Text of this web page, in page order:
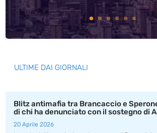
ULTIME DAI GIORNALI
Blitz antimafia tra Brancaccio e
di chi ha denunciato con il sostegno di
20 Aprile 2026